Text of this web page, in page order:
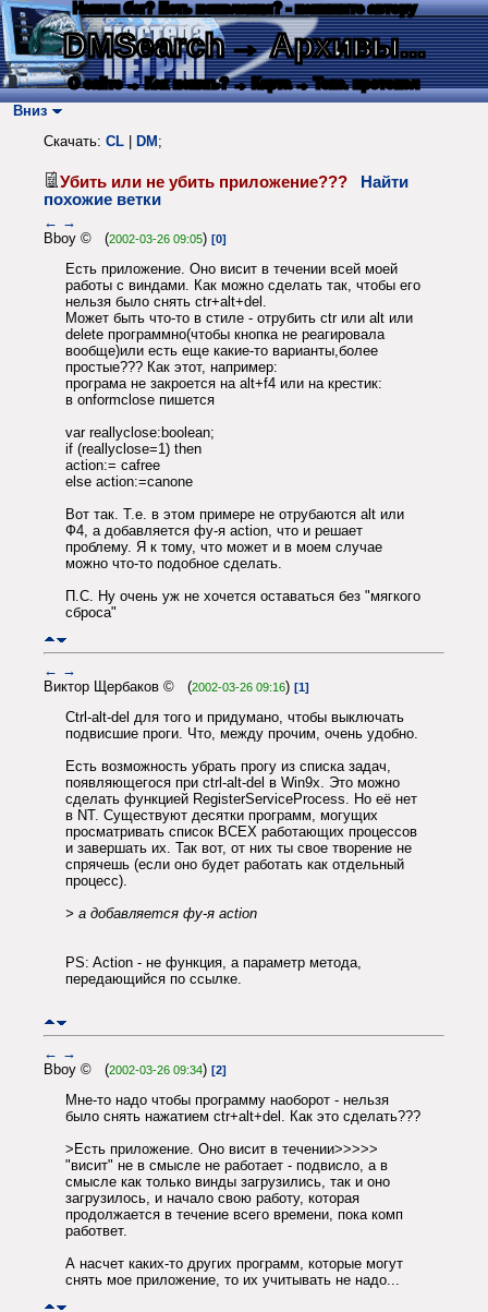
Нашли баг? Есть пожелания? - напишите автору
DMSearch→ Архивы...
О сайте → Как искать? → Карта → Текс. протокол
Вниз
Скачать: CL DM ;
Убить или не убить приложение???
Найти
похожие ветки
← →
Bboy © (2002-03-26 09:05) [0]
Есть приложение. Оно висит в течении всей моей
работы с виндами. Как можно сделать так, чтобы его
нельзя было снять ctr+alt+del.
Может быть что-то в стиле - отрубить ctr или alt или
delete программно(чтобы кнопка не реагировала
вообще)или есть еще какие-то варианты,более
простые??? Как этот, например:
програма не закроется на alt+f4 или на крестик:
в onformclose пишется
var reallyclose:boolean;
if (reallyclose=1) then
action:= cafree
else action:=canone
Вот так. Т.е. в этом примере не отрубаются alt или
Ф4, а добавляется фу-я action, что и решает
проблему. Я к тому, что может и в моем случае
можно что-то подобное сделать.
П.С. Ну очень уж не хочется оставаться без "мягкого
сброса"
← →
Виктор Щербаков © (2002-03-26 09:16) [1]
Сtrl-alt-del для того и придумано, чтобы выключать
подвисшие проги. Что, между прочим, очень удобно.
Есть возможность убрать прогу из списка задач,
появляющегося при ctrl-alt-del в Win9x. Это можно
сделать функцией RegisterServiceProcess. Но её нет
в NT. Существуют десятки программ, могущих
просматривать список ВСЕХ работающих процессов
и завершать их. Так вот, от них ты свое творение не
спрячешь (если оно будет работать как отдельный
процесс).
> а добавляется фу-я action
PS: Action - не функция, а параметр метода,
передающийся по ссылке.
← →
Bboy © (2002-03-26 09:34) [2]
Мне-то надо чтобы программу наоборот - нельзя
было снять нажатием ctr+alt+del. Как это сделать???
>Есть приложение. Оно висит в течении>>>>>
"висит" не в смысле не работает - подвисло, а в
смысле как только винды загрузились, так и оно
загрузилось, и начало свою работу, которая
продолжается в течение всего времени, пока комп
работвет.
А насчет каких-то других программ, которые могут
снять мое приложение, то их учитывать не надо...